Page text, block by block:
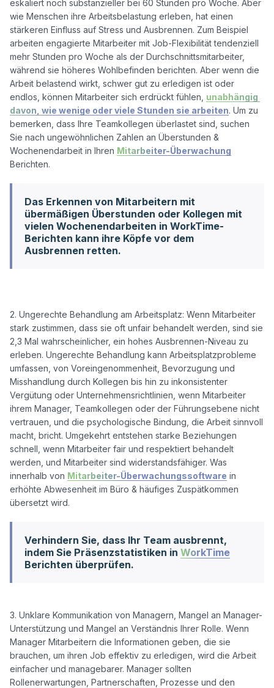
eskaliert noch substanzieller bei 60 Stunden pro Woche. Aber
wie Menschen ihre Arbeitsbelastung erleben, hat einen
stärkeren Einfluss auf Stress und Ausbrennen. Zum Beispiel
arbeiten engagierte Mitarbeiter mit Job-Flexibilität tendenziell
mehr Stunden pro Woche als der Durchschnittsmitarbeiter,
während sie höheres Wohlbefinden berichten. Aber wenn die
Arbeit belastend wirkt, schwer gut zu erledigen ist oder
endlos, können Mitarbeiter sich erdrückt fühlen, unabhängig
davon, wie wenige oder viele Stunden sie arbeiten. Um zu
bemerken, dass Ihre Teamkollegen überlastet sind, suchen
Sie nach ungewöhnlichen Zahlen an Überstunden &
Wochenendarbeit in Ihren Mitarbeiter-Überwachung
Das Erkennen von Mitarbeitern mit
übermäßigen Überstunden oder Kollegen mit
vielen Wochenendarbeiten in WorkTime-
Berichten kann ihre Köpfe vor dem
Ausbrennen retten.
2. Ungerechte Behandlung am Arbeitsplatz: Wenn Mitarbeiter
stark zustimmen, dass sie oft unfair behandelt werden, sind sie
2,3 Mal wahrscheinlicher, ein hohes Ausbrennen-Niveau zu
erleben. Ungerechte Behandlung kann Arbeitsplatzprobleme
umfassen, von Voreingenommenheit, Bevorzugung und
Misshandlung durch Kollegen bis hin zu inkonsistenter
Vergütung oder Unternehmensrichtlinien, wenn Mitarbeiter
ihrem Manager, Teamkollegen oder der Führungsebene nicht
vertrauen, und die psychologische Bindung, die Arbeit sinnvoll
macht, bricht. Umgekehrt entstehen starke Beziehungen
schnell, wenn Mitarbeiter fair und respektiert behandelt
werden, und Mitarbeiter sind widerstandsfähiger. Was
innerhalb von Mitarbeiter-Überwachungssoftware in
erhöhte Abwesenheit im Büro & häufiges Zuspätkommen
Verhindern Sie, dass Ihr Team ausbrennt,
indem Sie Präsenzstatistiken in WorkTime
Berichten überprüfen.
3. Unklare Kommunikation von Managern, Mangel an Manager-
Unterstützung und Mangel an Verständnis Ihrer Rolle. Wenn
Manager Mitarbeitern die Informationen geben, die sie
brauchen, um ihren Job effektiv zu erledigen, wird die Arbeit
einfacher und managebarer. Manager sollten
Rollenerwartungen, Partnerschaften, Prozesse und den